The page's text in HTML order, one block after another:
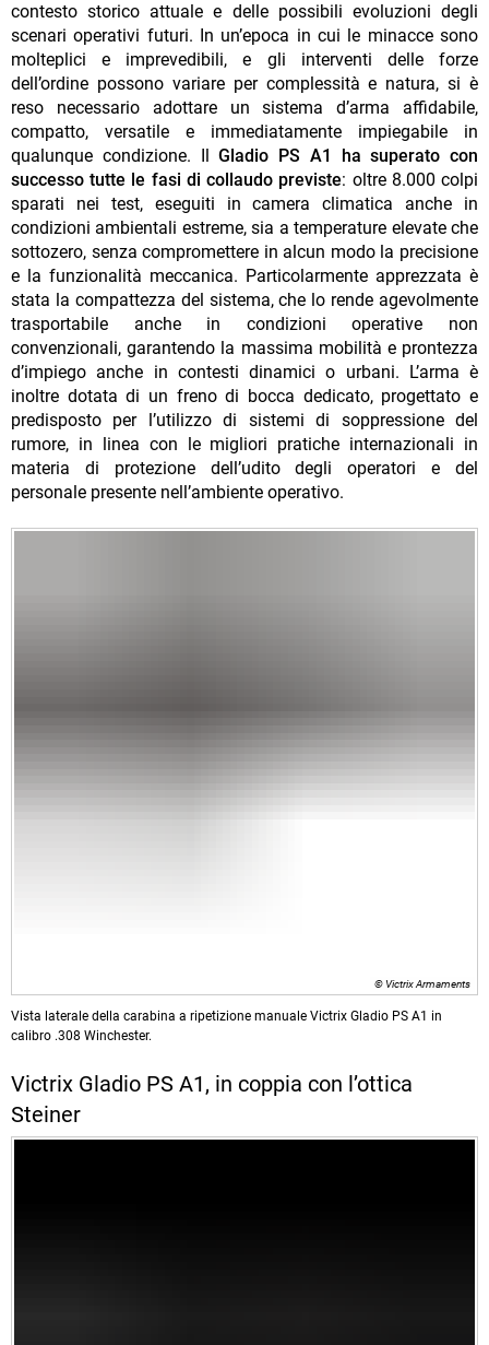
contesto storico attuale e delle possibili evoluzioni degli
scenari operativi futuri. In un’epoca in cui le minacce sono
molteplici e imprevedibili, e gli interventi delle forze
dell’ordine possono variare per complessità e natura, si è
reso necessario adottare un sistema d’arma affidabile,
compatto, versatile e immediatamente impiegabile in
qualunque condizione. IlGladio PS A1 ha superato con
successo tutte le fasi di collaudo previste: oltre 8.000 colpi
sparati nei test, eseguiti in camera climatica anche in
condizioni ambientali estreme, sia a temperature elevate che
sottozero, senza compromettere in alcun modo la precisione
e la funzionalità meccanica. Particolarmente apprezzata è
stata la compattezza del sistema, che lo rende agevolmente
trasportabile anche in condizioni operative non
convenzionali, garantendo la massima mobilità e prontezza
d’impiego anche in contesti dinamici o urbani. L’arma è
inoltre dotata di un freno di bocca dedicato, progettato e
predisposto per l’utilizzo di sistemi di soppressione del
rumore, in linea con le migliori pratiche internazionali in
materia di protezione dell’udito degli operatori e del
personale presente nell’ambiente operativo.
© Victrix Armaments
Vista laterale della carabina a ripetizione manuale Victrix Gladio PS A1 in
calibro .308 Winchester.
Victrix Gladio PS A1, in coppia con l’ottica
Steiner